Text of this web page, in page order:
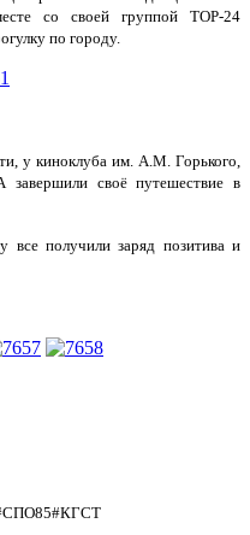
со своей группой ТОР-24
по городу‍.
у киноклуба им. А.М. Горького,
завершили своё путешествие в
все получили заряд позитива и